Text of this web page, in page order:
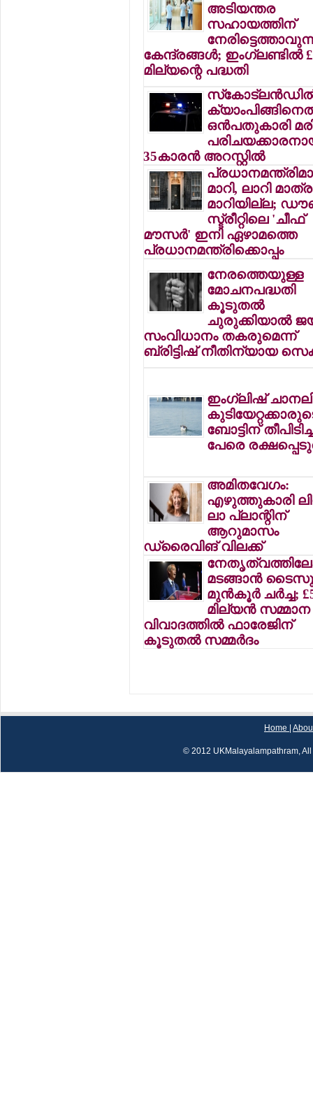
അടിയന്തര
സഹായത്തിന്
കേന്ദ്രങ്ങള്‍; ഇംഗ്ലണ്ടില്‍
മില്യന്റെ പദ്ധതി
ഒന്‍പതുകാരി
35കാരന്‍ അറസ്റ്റില്‍
മാറി, ലാറി
മാറിയില്ല;
സ്ട്രീറ്റിലെ 'ചീഫ്
മൗസര്‍' ഇനി ഏഴാമത്തെ
പ്രധാനമന്ത്രിക്കൊപ്പം
നേരത്തെയുള്ള
മോചനപദ്ധതി
കൂടുതല്‍
ചുരുക്കിയാല്‍
സംവിധാനം തകരുമെന്ന്
ബ്രിട്ടിഷ് നീതിന്യായ
ഇംഗ്ലിഷ്
ബോട്ടിന്
പേരെ
അമിതവേഗം:
എഴുത്തുകാരി
ലാ പ്ലാന്റിന്
ആറുമാസം
ഡ്രൈവിങ് വിലക്ക്
മടങ്ങാന്‍
മുന്‍കൂര്‍ ചര്‍ച്ച;
മില്യന്‍ സമ്മാന
വിവാദത്തില്‍ ഫാരേജിന്
കൂടുതല്‍ സമ്മര്‍ദം
Home
© 2012 UKMalayalampathram,